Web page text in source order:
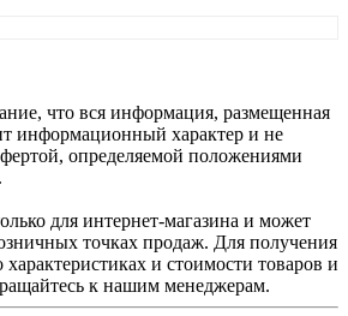
что вся информация, размещенная
информационный характер и не
определяемой положениями
для интернет-магазина и может
точках продаж. Для получения
и стоимости товаров и
к нашим менеджерам.